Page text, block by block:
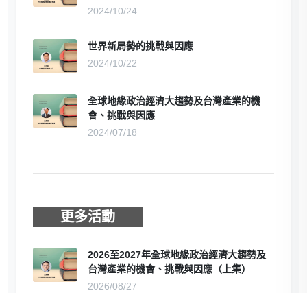
2024/10/24
世界新局勢的挑戰與因應
2024/10/22
全球地緣政治經濟大趨勢及台灣產業的機
會、挑戰與因應
2024/07/18
更多活動
2026至2027年全球地緣政治經濟大趨勢及
台灣產業的機會、挑戰與因應（上集）
2026/08/27